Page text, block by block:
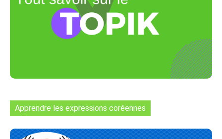
Apprendre les expressions coréennes